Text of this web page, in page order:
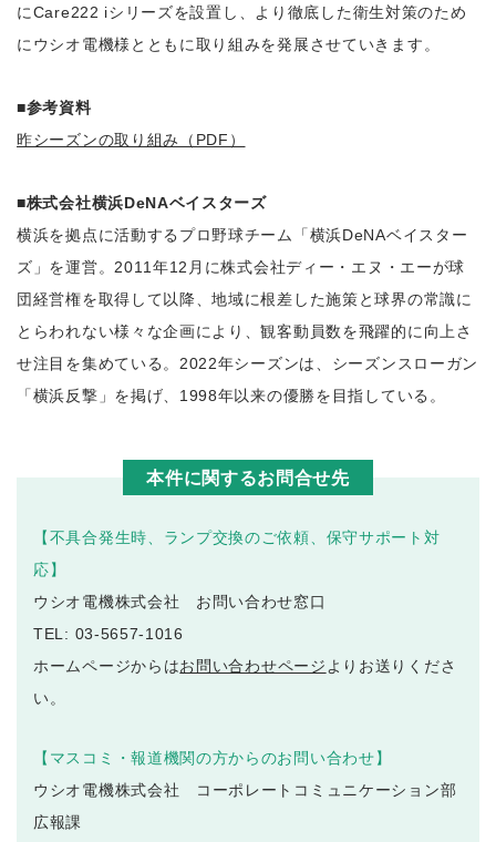
にCare222 iシリーズを設置し、より徹底した衛生対策のため
にウシオ電機様とともに取り組みを発展させていきます。
■参考資料
昨シーズンの取り組み（PDF）
■株式会社横浜DeNAベイスターズ
横浜を拠点に活動するプロ野球チーム「横浜DeNAベイスター
ズ」を運営。2011年12月に株式会社ディー・エヌ・エーが球
団経営権を取得して以降、地域に根差した施策と球界の常識に
とらわれない様々な企画により、観客動員数を飛躍的に向上さ
せ注目を集めている。2022年シーズンは、シーズンスローガン
「横浜反撃」を掲げ、1998年以来の優勝を目指している。
本件に関するお問合せ先
【不具合発生時、ランプ交換のご依頼、保守サポート対
応】
ウシオ電機株式会社 お問い合わせ窓口
TEL: 03-5657-1016
ホームページからはお問い合わせページ よりお送りくださ
い。
【マスコミ・報道機関の方からのお問い合わせ】
ウシオ電機株式会社 コーポレートコミュニケーション部
広報課